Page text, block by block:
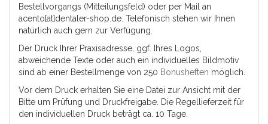
Bestellvorgangs (Mitteilungsfeld) oder per Mail an
acento[at]dentaler-shop.de. Telefonisch stehen wir Ihnen
natürlich auch gern zur Verfügung.
Der Druck Ihrer Praxisadresse, ggf. Ihres Logos,
abweichende Texte oder auch ein individuelles Bildmotiv
sind ab einer Bestellmenge von 250 Bonusheften möglich.
Vor dem Druck erhalten Sie eine Datei zur Ansicht mit der
Bitte um Prüfung und Druckfreigabe. Die Regellieferzeit für
den individuellen Druck beträgt ca. 10 Tage.